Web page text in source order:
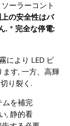
ーラーコント
の安全性はバ
. * 完全な停電:
により LED ピ
す, 一方、高輝
り裂く.
ムを補完
, 静的看